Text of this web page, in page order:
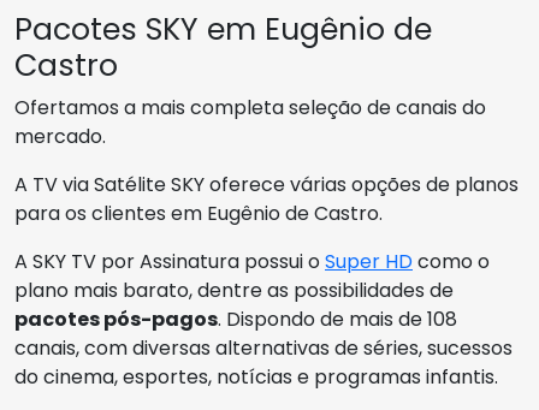
Pacotes SKY em Eugênio de
Castro
Ofertamos a mais completa seleção de canais do
mercado.
A TV via Satélite SKY oferece várias opções de planos
para os clientes em Eugênio de Castro.
A SKY TV por Assinatura possui oSuper HDcomo o
plano mais barato, dentre as possibilidades de
pacotes pós-pagos. Dispondo de mais de 108
canais, com diversas alternativas de séries, sucessos
do cinema, esportes, notícias e programas infantis.